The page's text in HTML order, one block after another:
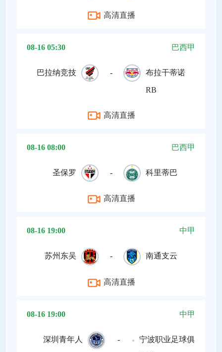
高清直播
08-16 05:30 巴西甲
巴拉纳竞技 - 布拉干蒂诺
RB
高清直播
08-16 08:00 巴西甲
圣保罗 - 科里蒂巴
高清直播
08-16 19:00 中甲
苏州东吴 - 南通支云
高清直播
08-16 19:00 中甲
深圳青年人 - 宁波职业足球俱